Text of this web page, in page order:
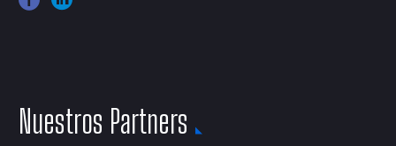
Nuestros Partners